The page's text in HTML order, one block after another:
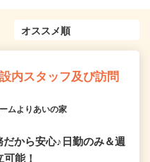
内スタッフ及び訪問
ムよりあいの家
だから安心♪日勤のみ＆週
能！